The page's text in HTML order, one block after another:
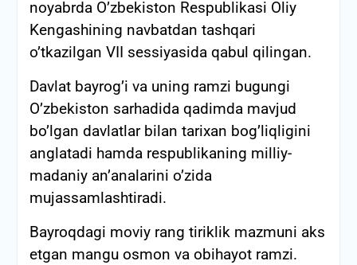
noyabrda O’zbekiston Respublikasi Oliy
Kengashining navbatdan tashqari
o’tkazilgan VII sessiyasida qabul qilingan.
Davlat bayrog’i va uning ramzi bugungi
O’zbekiston sarhadida qadimda mavjud
bo’lgan davlatlar bilan tarixan bog’liqligini
anglatadi hamda respublikaning milliy-
madaniy an’analarini o’zida
mujassamlashtiradi.
Bayroqdagi moviy rang tiriklik mazmuni aks
etgan mangu osmon va obihayot ramzi.